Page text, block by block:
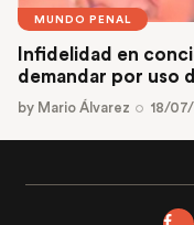
MUNDO PENAL
Infidelidad en
demandar por uso
by Mario Álvarez 18/